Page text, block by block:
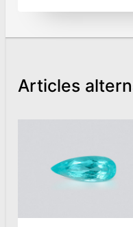
Articles